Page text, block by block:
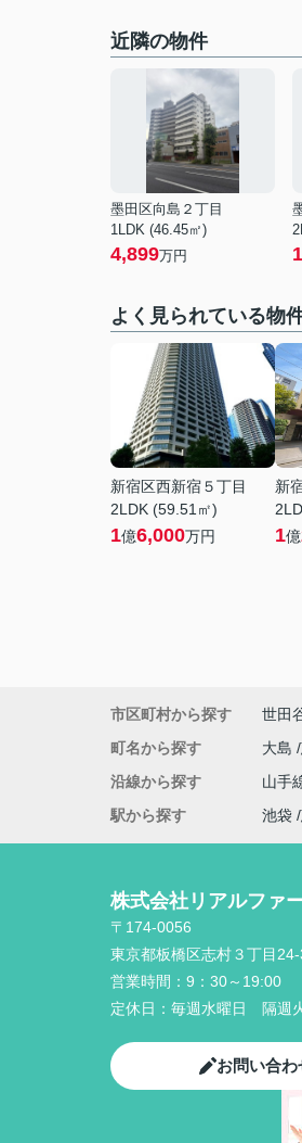
近隣の物件
墨田区向島２丁目
1LDK (46.45㎡)
4,899万円 1
よく見られている物
新宿区西新宿５丁目
2LDK (59.51㎡)
1億6,000万円
新
1億
市区町村から探す 世田
町名から探す
大島
沿線から探す
山手
駅から探す
池袋
株式会社リアルファ
〒174-0056
東京都板橋区志村３丁目
営業時間： 9：30～19:00
定休日： 毎週水曜日 隔週
お問い合わ